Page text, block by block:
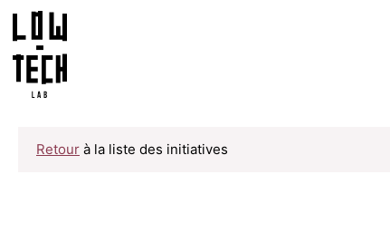
Retour à la liste des initiatives